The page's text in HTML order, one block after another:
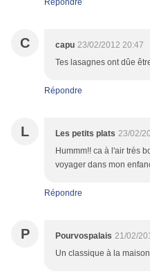
Répondre
C capu 23/02/2012 20:47
Tes lasagnes ont dûe
Répondre
L Les petits plats 23/02/
Hummm!! ca à l'air très
voyager dans mon
Répondre
P Pourvospalais 21/02/
Un classique à la